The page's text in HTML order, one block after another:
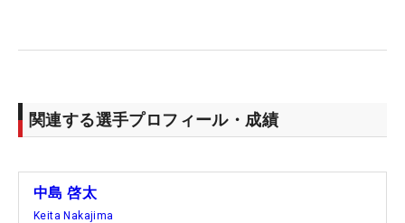
関連する選手プロフィール・成績
中島 啓太
Keita Nakajima